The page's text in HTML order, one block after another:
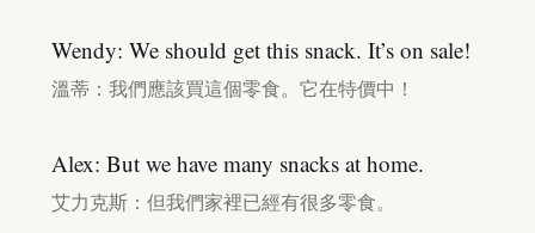
Wendy: We should get this snack. It’s on sale!
溫蒂：我們應該買這個零食。它在特價中！
Alex: But we have many snacks at home.
艾力克斯：但我們家裡已經有很多零食。